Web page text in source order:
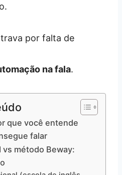
por falta de
na fala.
que você entende
falar
método Beway: